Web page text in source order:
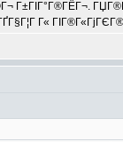
Г±ГІГ°Г®ГЁГ¬.
Г«